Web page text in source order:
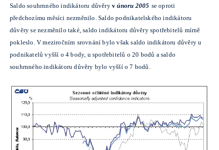
Saldo souhrnného indikátoru důvěry vúnoru 2005 se oproti
předchozímu měsíci nezměnilo. Saldo podnikatelského indikátoru
důvěry se nezměnilo také, saldo indikátoru důvěry spotřebitelů mírně
pokleslo. V meziročním srovnání bylo však saldo indikátoru důvěry u
podnikatelů vyšší o 4 body, u spotřebitelů o 20 bodů a saldo
souhrnného indikátoru důvěry bylo vyšší o 7 bodů.